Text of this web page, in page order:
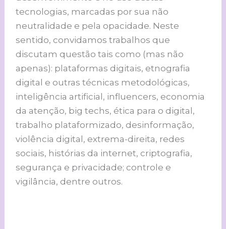
tecnologias, marcadas por sua não
neutralidade e pela opacidade. Neste
sentido, convidamos trabalhos que
discutam questão tais como (mas não
apenas): plataformas digitais, etnografia
digital e outras técnicas metodológicas,
inteligência artificial, influencers, economia
da atenção, big techs, ética para o digital,
trabalho plataformizado, desinformação,
violência digital, extrema-direita, redes
sociais, histórias da internet, criptografia,
segurança e privacidade; controle e
vigilância, dentre outros.